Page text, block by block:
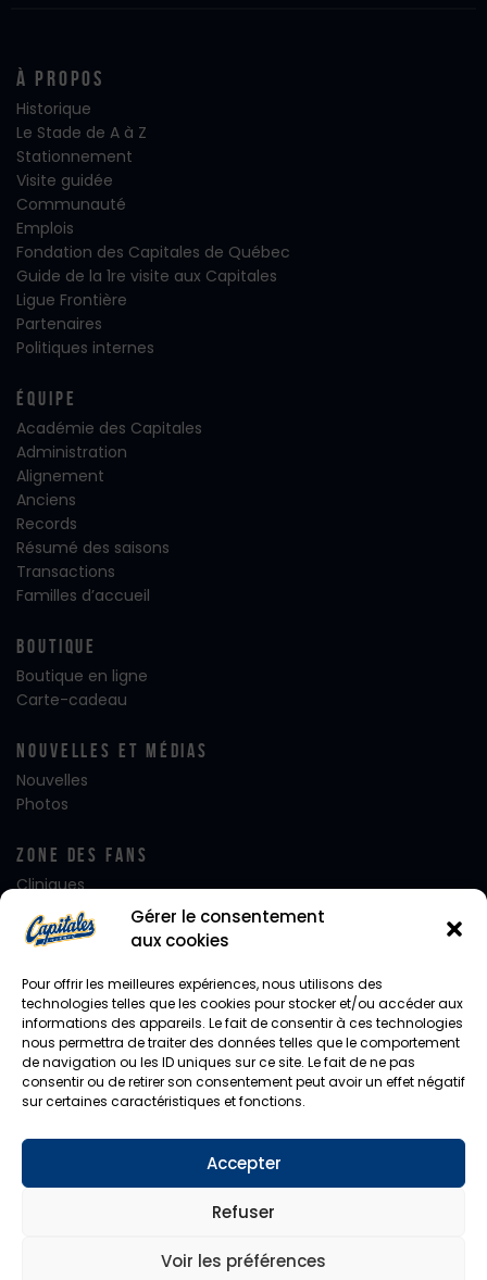
Gérer le consentement
aux cookies
Pour offrir les meilleures expériences, nous utilisons des
technologies telles que les cookies pour stocker et/ou accéder aux
informations des appareils. Le fait de consentir à ces technologies
nous permettra de traiter des données telles que le comportement
de navigation ou les ID uniques sur ce site. Le fait de ne pas
consentir ou de retirer son consentement peut avoir un effet négatif
sur certaines caractéristiques et fonctions.
Accepter
Refuser
Voir les préférences
À propos
Historique
Le Stade de A à Z
Stationnement
Visite guidée
Communauté
Emplois
Fondation des Capitales de Québec
Guide de la 1re visite aux Capitales
Ligue Frontière
Partenaires
Politiques internes
Équipe
Académie des Capitales
Administration
Alignement
Anciens
Records
Résumé des saisons
Transactions
Familles d’accueil
Boutique
Boutique en ligne
Carte-cadeau
Nouvelles Et Médias
Nouvelles
Photos
Zone Des Fans
Cliniques
Club FanatiQ
Fan Club Desjardins
Alignement – Jour de Match
Journées de rêve
Notre mascotte Capi
Photo d’équipe
Facebook
Instagram